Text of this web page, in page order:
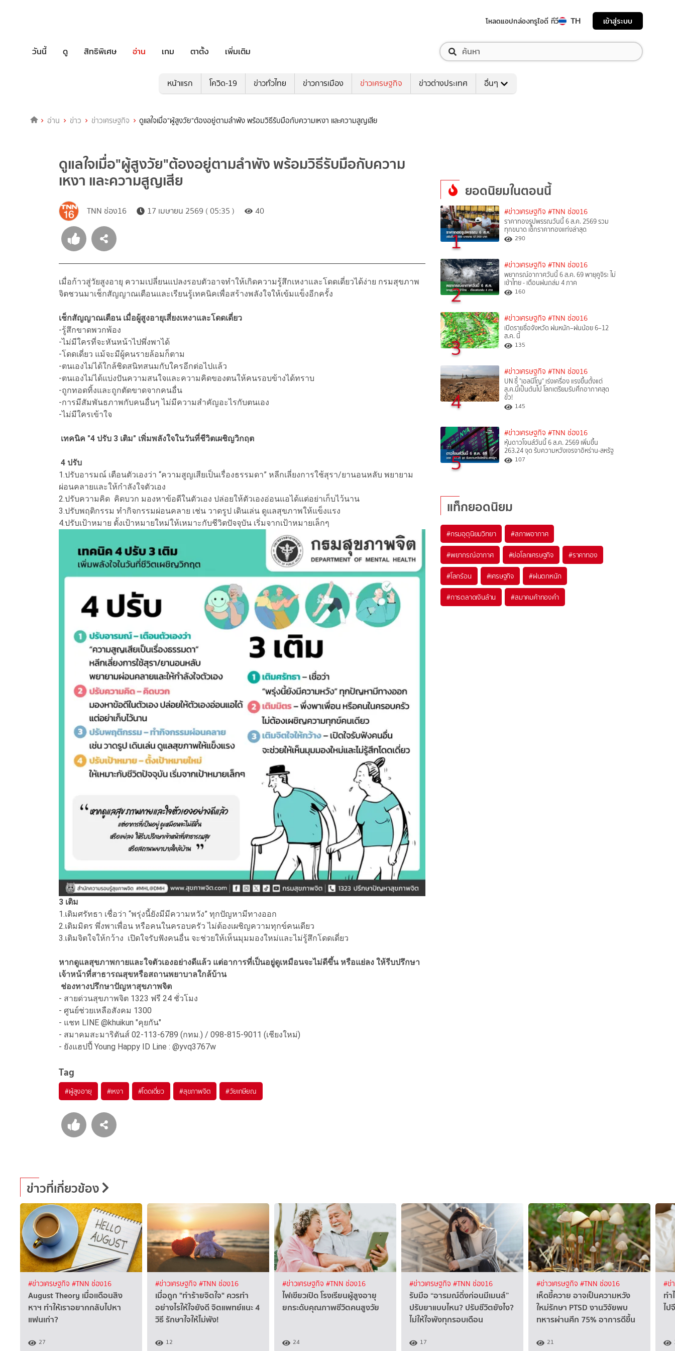
โหลดแอปกล่องทรูไอดี ทีวี TH เข้าสู่ระบบ
วันนี้ ดู สิทธิพิเศษ อ่าน เกม ตาตั้ง เพิ่มเติม
หน้าแรก โควิด-19 ข่าวทั่วไทย ข่าวการเมือง ข่าวเศรษฐกิจ ข่าวต่างประเทศ อื่นๆ
อ่าน ข่าว ข่าวเศรษฐกิจ ดูแลใจเมื่อ"ผู้สูงวัย"ต้องอยู่ตามลำพัง พร้อมวิธีรับมือกับความเหงา และความสูญเสีย
ดูแลใจเมื่อ"ผู้สูงวัย"ต้องอยู่ตามลำพัง พร้อมวิธีรับมือกับความ
เหงา และความสูญเสีย
TNN ช่อง16 17 เมษายน 2569 ( 05:35 ) 40
เมื่อก้าวสู่วัยสูงอายุ ความเปลี่ยนแปลงรอบตัวอาจทำให้เกิดความรู้สึกเหงาและโดดเดี่ยวได้ง่าย กรมสุขภาพ
จิตชวนมาเช็กสัญญาณเตือนและเรียนรู้เทคนิคเพื่อสร้างพลังใจให้เข้มแข็งอีกครั้ง
เช็กสัญญาณเตือน เมื่อผู้สูงอายุเสี่ยงเหงาและโดดเดี่ยว
-รู้สึกขาดพวกพ้อง
-ไม่มีใครที่จะหันหน้าไปพึ่งพาได้
-โดดเดี่ยว แม้จะมีผู้คนรายล้อมก็ตาม
-ตนเองไม่ได้ใกล้ชิดสนิทสนมกับใครอีกต่อไปแล้ว
-ตนเองไม่ได้แบ่งปันความสนใจและความคิดของตนให้คนรอบข้างได้ทราบ
-ถูกทอดทิ้งและถูกตัดขาดจากคนอื่น
-การมีสัมพันธภาพกับคนอื่นๆ ไม่มีความสำคัญอะไรกับตนเอง
-ไม่มีใครเข้าใจ
เทคนิค "4 ปรับ 3 เติม" เพิ่มพลังใจในวันที่ชีวิตเผชิญวิกฤต
4 ปรับ
1.ปรับอารมณ์ เตือนตัวเองว่า “ความสูญเสียเป็นเรื่องธรรมดา” หลีกเลี่ยงการใช้สุรา/ยานอนหลับ พยายาม
ผ่อนคลายและให้กำลังใจตัวเอง
2.ปรับความคิด คิดบวก มองหาข้อดีในตัวเอง ปล่อยให้ตัวเองอ่อนแอได้แต่อย่าเก็บไว้นาน
3.ปรับพฤติกรรม ทำกิจกรรมผ่อนคลาย เช่น วาดรูป เดินเล่น ดูแลสุขภาพให้แข็งแรง
4.ปรับเป้าหมาย ตั้งเป้าหมายใหม่ให้เหมาะกับชีวิตปัจจุบัน เริ่มจากเป้าหมายเล็กๆ
3 เติม
1.เติมศรัทธา เชื่อว่า “พรุ่งนี้ยังมีมีความหวัง” ทุกปัญหามีทางออก
2.เติมมิตร พึ่งพาเพื่อน หรือคนในครอบครัว ไม่ต้องเผชิญความทุกข์คนเดียว
3.เติมจิตใจให้กว้าง เปิดใจรับฟังคนอื่น จะช่วยให้เห็นมุมมองใหม่และไม่รู้สึกโดดเดี่ยว
หากดูแลสุขภาพกายและใจตัวเองอย่างดีแล้ว แต่อาการที่เป็นอยู่ดูเหมือนจะไม่ดีขึ้น หรือแย่ลง ให้รีบปรึกษา
เจ้าหน้าที่สาธารณสุขหรือสถานพยาบาลใกล้บ้าน
ช่องทางปรึกษาปัญหาสุขภาพจิต
- สายด่วนสุขภาพจิต 1323 ฟรี 24 ชั่วโมง
- ศูนย์ช่วยเหลือสังคม 1300
- แชท LINE @khuikun "คุยกัน"
- สมาคมสะมาริตันส์ 02-113-6789 (กทม.) / 098-815-9011 (เชียงใหม่)
- ยังแฮปปี้ Young Happy ID Line : @yvq3767w
Tag
#ผู้สูงอายุ #เหงา #โดดเดี่ยว #สุขภาพจิต #วัยเกษียณ
ยอดนิยมในตอนนี้
1
#ข่าวเศรษฐกิจ #TNN ช่อง16
ราคาทองรูปพรรณวันนี้ 6 ส.ค. 2569 รวม
ทุกขนาด เช็กราคาทองแท่งล่าสุด
290
2
#ข่าวเศรษฐกิจ #TNN ช่อง16
พยากรณ์อากาศวันนี้ 6 ส.ค. 69 พายุคูจิระ ไม่
เข้าไทย - เตือนฝนถล่ม 4 ภาค
160
3
#ข่าวเศรษฐกิจ #TNN ช่อง16
เปิดรายชื่อจังหวัด ฝนหนัก–ฝนน้อย 6–12
ส.ค. นี้
135
4
#ข่าวเศรษฐกิจ #TNN ช่อง16
UN ชี้ "เอลนีโญ" เร่งเครื่อง แรงขึ้นตั้งแต่
ส.ค.นี้เป็นต้นไป โลกเตรียมรับศึกอากาศสุด
ขั้ว!
145
5
#ข่าวเศรษฐกิจ #TNN ช่อง16
หุ้นดาวโจนส์วันนี้ 6 ส.ค. 2569 เพิ่มขึ้น
263.24 จุด รับความหวังเจรจาอิหร่าน-สหรัฐ
107
แท็กยอดนิยม
#กรมอุตุนิยมวิทยา #สภาพอากาศ
#พยากรณ์อากาศ #ย่อโลกเศรษฐกิจ #ราคาทอง
#โลกร้อน #เศรษฐกิจ #ฝนตกหนัก
#การตลาดเงินล้าน #สมาคมค้าทองคำ
ข่าวที่เกี่ยวข้อง
#ข่าวเศรษฐกิจ #TNN ช่อง16
August Theory เมื่อเเดือนสิง
หาฯ ทำให้เราอยากกลับไปหา
แฟนเก่า?
27
#ข่าวเศรษฐกิจ #TNN ช่อง16
เมื่อถูก "ทำร้ายจิตใจ" ควรทำ
อย่างไรให้ใจยังดี จิตแพทย์แนะ 4
วิธี รักษาใจให้ไม่พัง!
12
#ข่าวเศรษฐกิจ #TNN ช่อง16
ไฟเขียวเปิด โรงเรียนผู้สูงอายุ
ยกระดับคุณภาพชีวิตคนสูงวัย
24
#ข่าวเศรษฐกิจ #TNN ช่อง16
รับมือ “อารมณ์ดิ่งก่อนมีเมนส์”
ปรับยาแบบไหน? ปรับชีวิตยังไง?
ไม่ให้ใจพังทุกรอบเดือน
17
#ข่าวเศรษฐกิจ #TNN ช่อง16
เห็ดขี้ควาย อาจเป็นความหวัง
ใหม่รักษา PTSD งานวิจัยพบ
ทหารผ่านศึก 75% อาการดีขึ้น
21
#ข่
ทำ
ไป